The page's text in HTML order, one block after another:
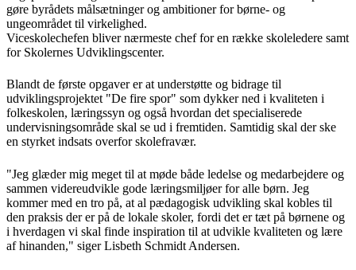
gøre byrådets målsætninger og ambitioner for børne- og
ungeområdet til virkelighed.
Viceskolechefen bliver nærmeste chef for en række skoleledere samt
for Skolernes Udviklingscenter.
Blandt de første opgaver er at understøtte og bidrage til
udviklingsprojektet "De fire spor" som dykker ned i kvaliteten i
folkeskolen, læringssyn og også hvordan det specialiserede
undervisningsområde skal se ud i fremtiden. Samtidig skal der ske
en styrket indsats overfor skolefravær.
"Jeg glæder mig meget til at møde både ledelse og medarbejdere og
sammen videreudvikle gode læringsmiljøer for alle børn. Jeg
kommer med en tro på, at al pædagogisk udvikling skal kobles til
den praksis der er på de lokale skoler, fordi det er tæt på børnene og
i hverdagen vi skal finde inspiration til at udvikle kvaliteten og lære
af hinanden," siger Lisbeth Schmidt Andersen.